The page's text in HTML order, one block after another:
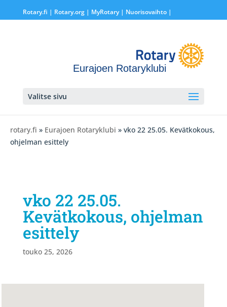
Rotary.fi | Rotary.org| MyRotary | Nuorisovaihto|
Eurajoen Rotaryklubi
Valitse sivu
rotary.fi » Eurajoen Rotaryklubi » vko 22 25.05. Kevätkokous,
ohjelman esittely
vko 22 25.05.
Kevätkokous, ohjelman
esittely
touko 25, 2026